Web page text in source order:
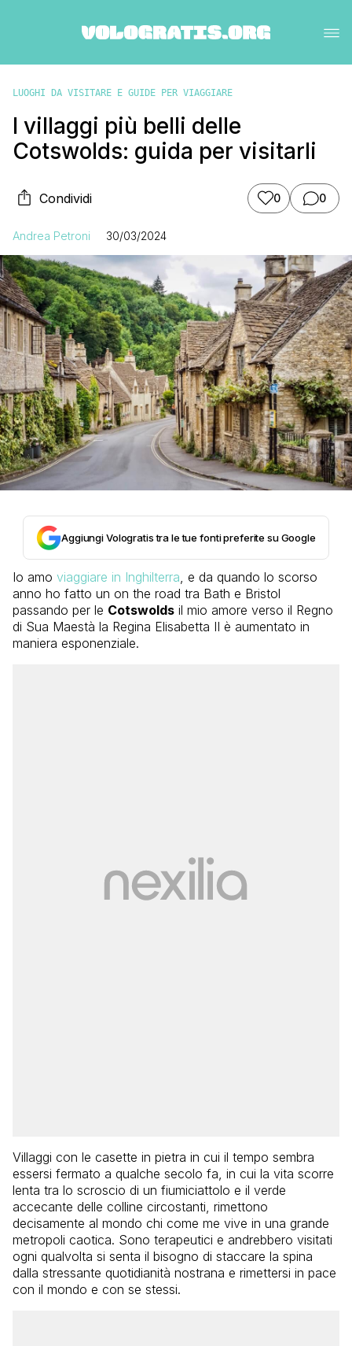
LUOGHI DA VISITARE E GUIDE PER VIAGGIARE
I villaggi più belli delle
Cotswolds: guida per visitarli
Condividi 0 0
Andrea Petroni 30/03/2024
Aggiungi Vologratis tra le tue fonti preferite su Google
Io amo viaggiare in Inghilterra , e da quando lo scorso
anno ho fatto un on the road tra Bath e Bristol
passando per le Cotswolds il mio amore verso il Regno
di Sua Maestà la Regina Elisabetta II è aumentato in
maniera esponenziale.
Villaggi con le casette in pietra in cui il tempo sembra
essersi fermato a qualche secolo fa, in cui la vita scorre
lenta tra lo scroscio di un fiumiciattolo e il verde
accecante delle colline circostanti, rimettono
decisamente al mondo chi come me vive in una grande
metropoli caotica. Sono terapeutici e andrebbero visitati
ogni qualvolta si senta il bisogno di staccare la spina
dalla stressante quotidianità nostrana e rimettersi in pace
con il mondo e con se stessi.